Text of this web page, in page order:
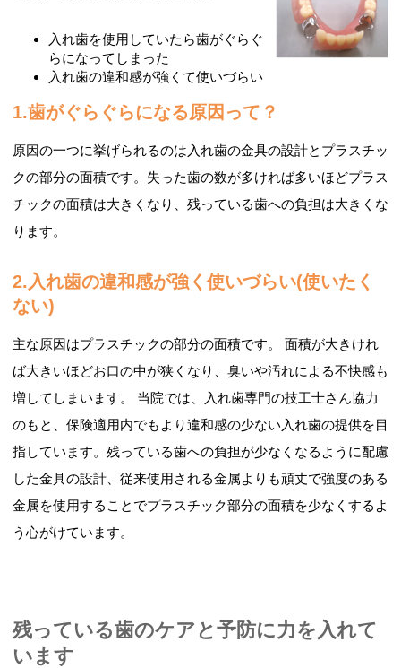
入れ歯を使用していたら歯がぐらぐ
らになってしまった
入れ歯の違和感が強くて使いづらい
1.歯がぐらぐらになる原因って？
原因の一つに挙げられるのは入れ歯の金具の設計とプラスチッ
クの部分の面積です。失った歯の数が多ければ多いほどプラス
チックの面積は大きくなり、残っている歯への負担は大きくな
ります。
2.入れ歯の違和感が強く使いづらい(使いたく
ない)
主な原因はプラスチックの部分の面積です。 面積が大きけれ
ば大きいほどお口の中が狭くなり、臭いや汚れによる不快感も
増してしまいます。
当院では、入れ歯専門の技工士さん協力
のもと、保険適用内でもより違和感の少ない入れ歯の提供を目
指しています。残っている歯への負担が少なくなるように配慮
した金具の設計、従来使用される金属よりも頑丈で強度のある
金属を使用することでプラスチック部分の面積を少なくするよ
う心がけています。
残っている歯のケアと予防に力を入れて
います